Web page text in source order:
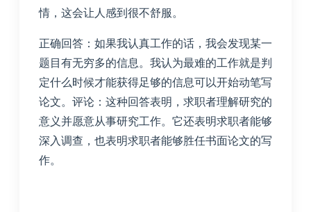
情，这会让人感到很不舒服。
正确回答：如果我认真工作的话，我会发现某一
题目有无穷多的信息。我认为最难的工作就是判
定什么时候才能获得足够的信息可以开始动笔写
论文。评论：这种回答表明，求职者理解研究的
意义并愿意从事研究工作。它还表明求职者能够
深入调查，也表明求职者能够胜任书面论文的写
作。